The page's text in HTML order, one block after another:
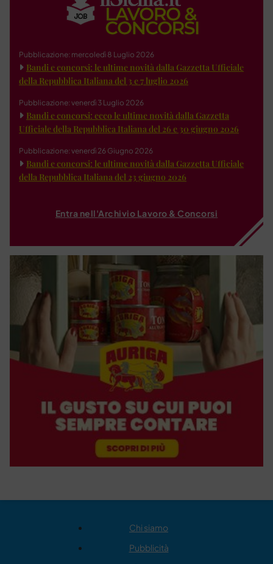
Pubblicazione: mercoledì 8 Luglio 2026
Bandi e concorsi: le ultime novità dalla Gazzetta Ufficiale
della Repubblica Italiana del 3 e 7 luglio 2026
Pubblicazione: venerdì 3 Luglio 2026
Bandi e concorsi: ecco le ultime novità dalla Gazzetta
Ufficiale della Repubblica Italiana del 26 e 30 giugno 2026
Pubblicazione: venerdì 26 Giugno 2026
Bandi e concorsi: le ultime novità dalla Gazzetta Ufficiale
della Repubblica Italiana del 23 giugno 2026
Entra nell'Archivio Lavoro & Concorsi
Chi siamo
Pubblicità